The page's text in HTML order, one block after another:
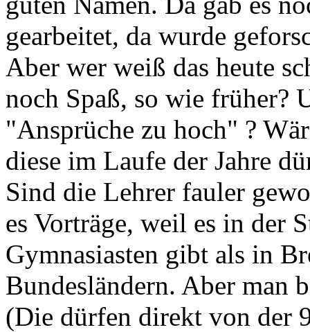
gearbeitet, da wurde
Aber wer weiß das heute
noch Spaß, so wie früher?
"Ansprüche zu hoch" ?
diese im Laufe der Jahre
Sind die Lehrer fauler
es Vorträge, weil es in der
Gymnasiasten gibt als in
Bundesländern. Aber man
(Die dürfen direkt von der